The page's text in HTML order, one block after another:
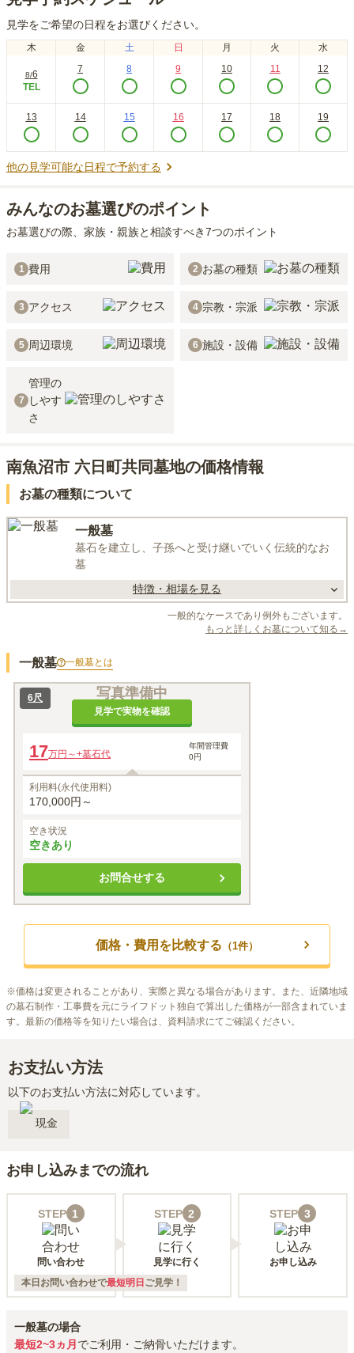
見学をご希望の日程をお選びください。
木 金 土 日 月 火 水
8/6
TEL
7 8 9 10 11 12
13 14 15 16 17 18 19
他の見学可能な日程で予約する
みんなのお墓選びのポイント
お墓選びの際、家族・親族と相談すべき7つのポイント
1 費用 2 お墓の種類
3 アクセス 4 宗教・宗派
5 周辺環境 6 施設・設備
7
管理の
しやす
さ
南魚沼市 六日町共同墓地の価格情報
お墓の種類について
一般墓
墓石を建立し、子孫へと受け継いでいく伝統的なお
墓
特徴・相場を見る
一般的なケースであり例外もございます。
もっと詳しくお墓について知る→
一般墓 一般墓とは
写真準備中
見学で実物を確認
6尺
17万円～+墓石代
年間管理費
0円
利用料(永代使用料)
170,000円～
空き状況
空きあり
お問合せする
価格・費用を比較する （1件）
※価格は変更されることがあり、実際と異なる場合があります。また、近隣地域
の墓石制作・工事費を元にライフドット独自で算出した価格が一部含まれていま
す。最新の価格等を知りたい場合は、資料請求にてご確認ください。
お支払い方法
以下のお支払い方法に対応しています。
現金
お申し込みまでの流れ
STEP 1
問い合わせ
STEP 2
見学に行く
STEP 3
お申し込み
本日お問い合わせで最短明日 ご見学！
一般墓の場合
最短2~3ヵ月 でご利用・ご納骨いただけます。